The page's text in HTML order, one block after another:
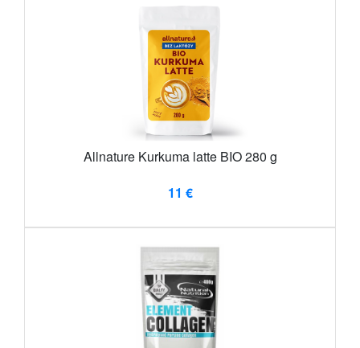
Allnature Kurkuma latte BIO 280 g
11 €